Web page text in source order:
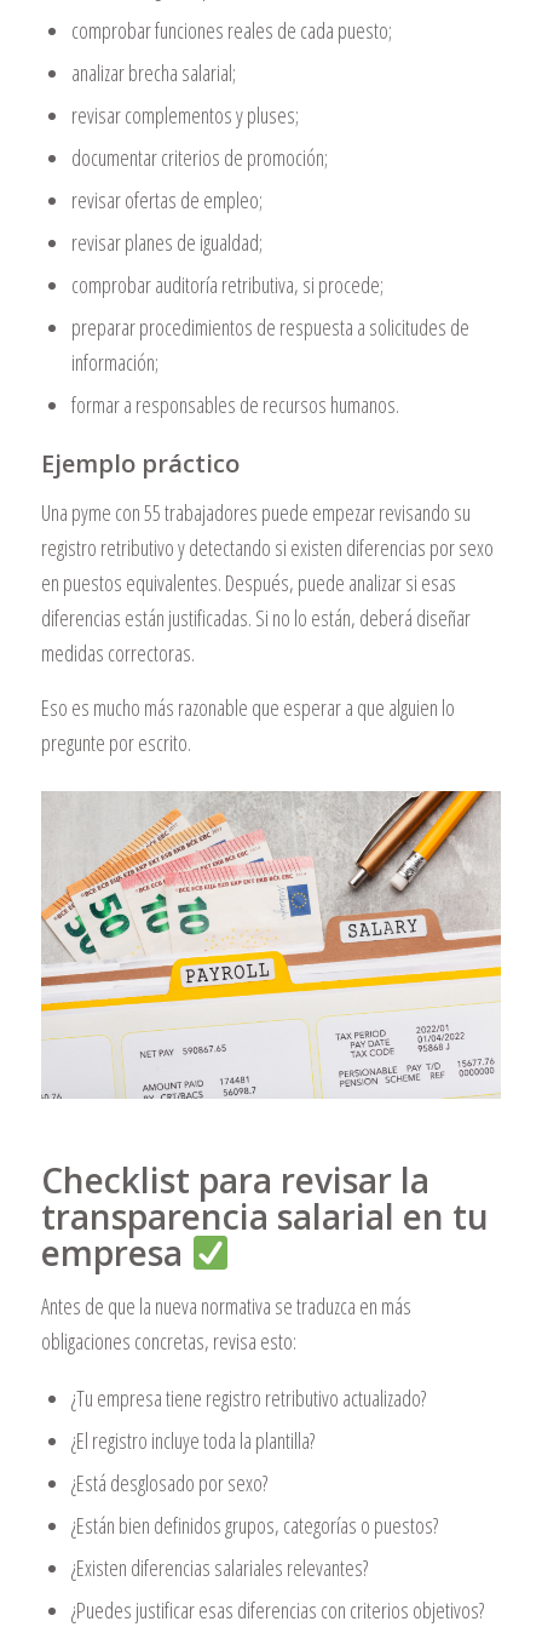
comprobar funciones reales de cada puesto;
analizar brecha salarial;
revisar complementos y pluses;
documentar criterios de promoción;
revisar ofertas de empleo;
revisar planes de igualdad;
comprobar auditoría retributiva, si procede;
preparar procedimientos de respuesta a solicitudes de
información;
formar a responsables de recursos humanos.
Ejemplo práctico
Una pyme con 55 trabajadores puede empezar revisando su
registro retributivo y detectando si existen diferencias por sexo
en puestos equivalentes. Después, puede analizar si esas
diferencias están justificadas. Si no lo están, deberá diseñar
medidas correctoras.
Eso es mucho más razonable que esperar a que alguien lo
pregunte por escrito.
Checklist para revisar la
transparencia salarial en tu
empresa
Antes de que la nueva normativa se traduzca en más
obligaciones concretas, revisa esto:
¿Tu empresa tiene registro retributivo actualizado?
¿El registro incluye toda la plantilla?
¿Está desglosado por sexo?
¿Están bien definidos grupos, categorías o puestos?
¿Existen diferencias salariales relevantes?
¿Puedes justificar esas diferencias con criterios objetivos?